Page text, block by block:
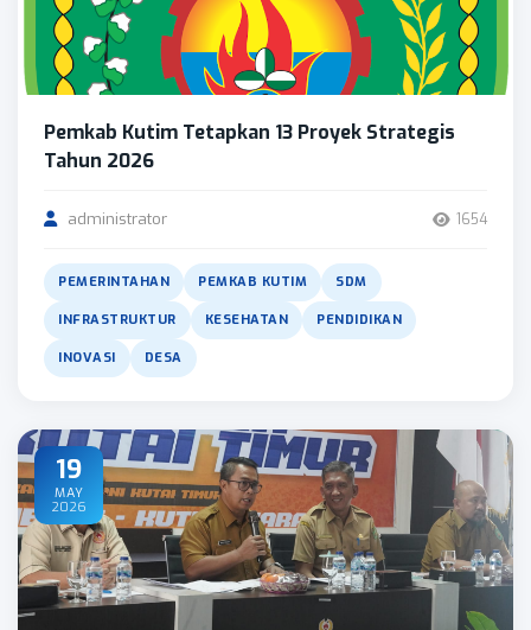
Pemkab Kutim Tetapkan 13 Proyek Strategis
Tahun 2026
administrator 1654
PEMERINTAHAN PEMKAB KUTIM SDM
INFRASTRUKTUR KESEHATAN PENDIDIKAN
INOVASI DESA
19
MAY
2026